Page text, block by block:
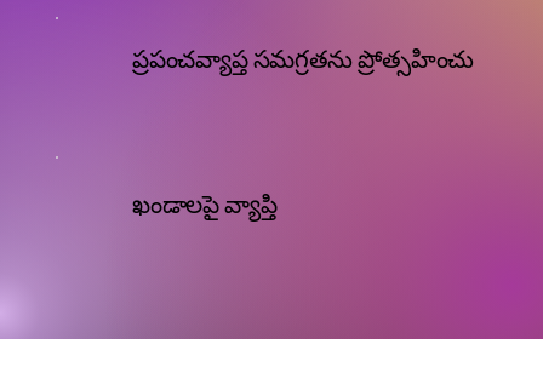
ప్రపంచవ్యాప్త సమగ్రతను ప్రోత్సహించు
ఖండాలపై వ్యాప్తి